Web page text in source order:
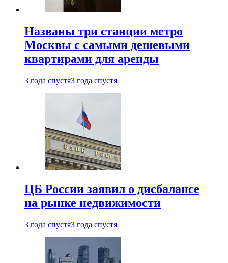
Названы три станции метро
Москвы с самыми дешевыми
квартирами для аренды
3 года спустя3 года спустя
ЦБ России заявил о дисбалансе
на рынке недвижимости
3 года спустя3 года спустя